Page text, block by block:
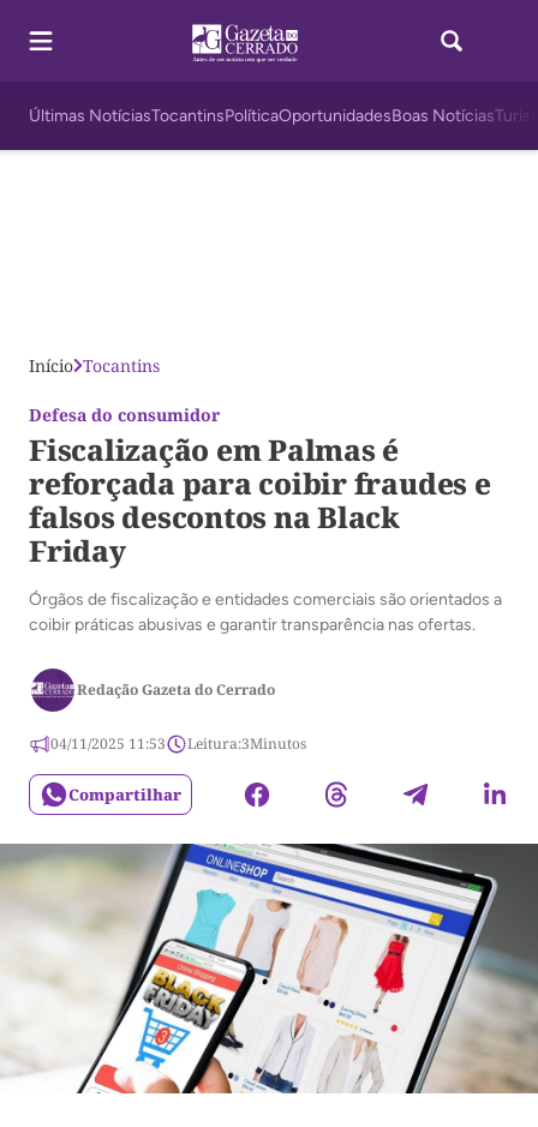
Últimas NotíciasTocantinsPolíticaOportunidadesBoas Notícias
Início Tocantins
Defesa do consumidor
Fiscalização em Palmas é
reforçada para coibir fraudes e
falsos descontos na Black
Friday
Órgãos de fiscalização e entidades comerciais são orientados a
coibir práticas abusivas e garantir transparência nas ofertas.
Redação Gazeta do Cerrado
04/11/2025 11:53 Leitura:3Minutos
Compartilhar